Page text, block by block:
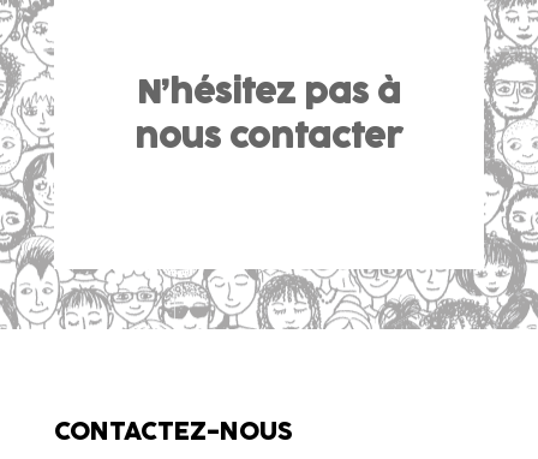
N’hésitez pas à
nous contacter
CONTACTEZ-NOUS